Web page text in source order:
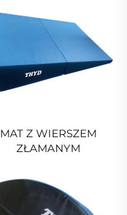
MAT Z WIERSZEM
ZŁAMANYM